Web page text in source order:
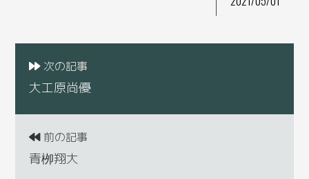
次の記事
大工原尚優
前の記事
青栁翔大